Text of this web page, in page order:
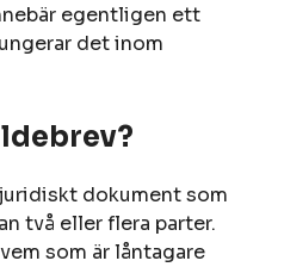
egentligen ett
det inom
dokument som
två eller flera parter.
som är låntagare